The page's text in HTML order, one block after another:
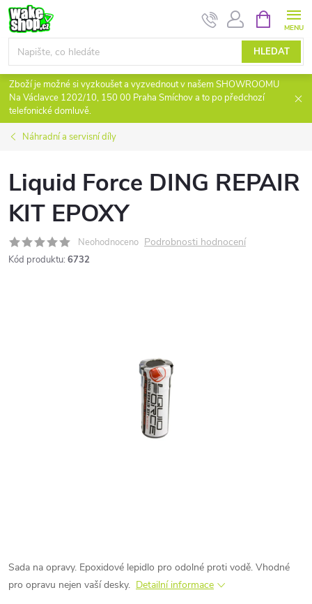
Přejít
na
obsah
HLEDAT
NÁKUPNÍ
KOŠÍK
Zboží je možné si vyzkoušet a vyzvednout v našem SHOWROOMU
Na Václavce 1202/10, 150 00 Praha Smíchov a to po předchozí
telefonické domluvě.
Náhradní a servisní díly
Liquid Force DING REPAIR
KIT EPOXY
Neohodnoceno Podrobnosti hodnocení
Kód produktu: 6732
Sada na opravy. Epoxidové lepidlo pro odolné proti vodě. Vhodné
pro opravu nejen vaší desky. Detailní informace